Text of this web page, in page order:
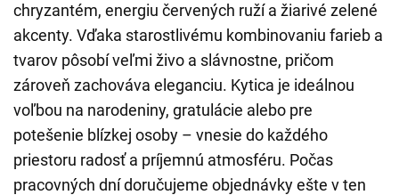
chryzantém, energiu červených ruží a žiarivé zelené
akcenty. Vďaka starostlivému kombinovaniu farieb a
tvarov pôsobí veľmi živo a slávnostne, pričom
zároveň zachováva eleganciu. Kytica je ideálnou
voľbou na narodeniny, gratulácie alebo pre
potešenie blízkej osoby – vnesie do každého
priestoru radosť a príjemnú atmosféru. Počas
pracovných dní doručujeme objednávky ešte v ten